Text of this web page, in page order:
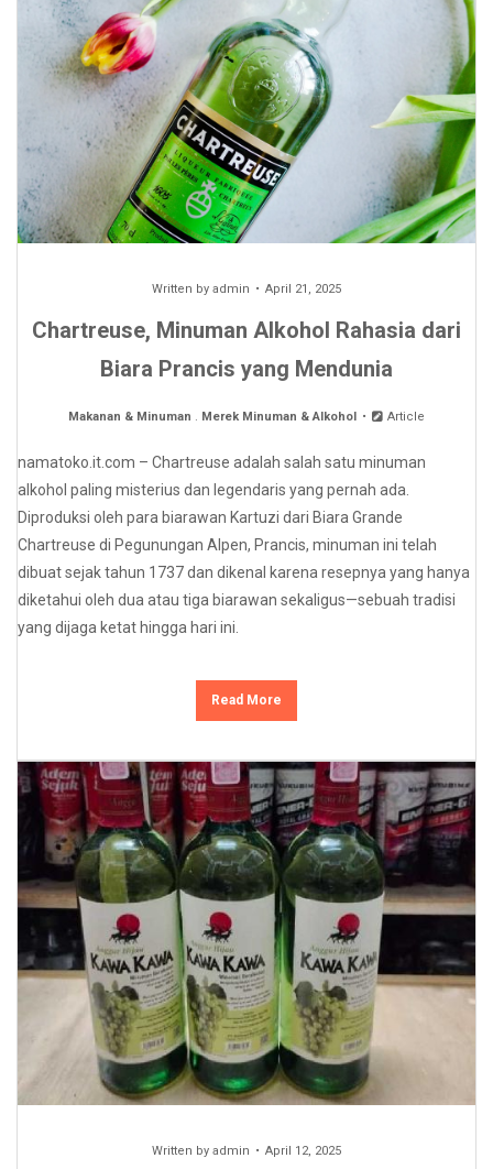
Written by admin April 21, 2025
Chartreuse, Minuman Alkohol Rahasia dari
Biara Prancis yang Mendunia
Makanan & Minuman . Merek Minuman & Alkohol Article
namatoko.it.com – Chartreuse adalah salah satu minuman
alkohol paling misterius dan legendaris yang pernah ada.
Diproduksi oleh para biarawan Kartuzi dari Biara Grande
Chartreuse di Pegunungan Alpen, Prancis, minuman ini telah
dibuat sejak tahun 1737 dan dikenal karena resepnya yang hanya
diketahui oleh dua atau tiga biarawan sekaligus—sebuah tradisi
yang dijaga ketat hingga hari ini.
Read More
Written by admin April 12, 2025